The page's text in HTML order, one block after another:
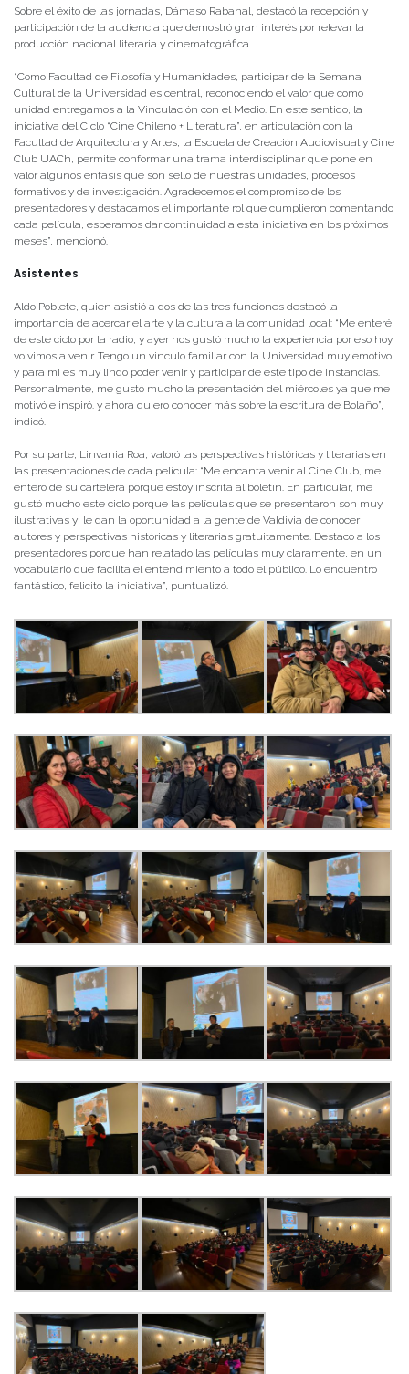
Sobre el éxito de las jornadas, Dámaso Rabanal, destacó la recepción y
participación de la audiencia que demostró gran interés por relevar la
producción nacional literaria y cinematográfica.
“Como Facultad de Filosofía y Humanidades, participar de la Semana
Cultural de la Universidad es central, reconociendo el valor que como
unidad entregamos a la Vinculación con el Medio. En este sentido, la
iniciativa del Ciclo “Cine Chileno + Literatura”, en articulación con la
Facultad de Arquitectura y Artes, la Escuela de Creación Audiovisual y Cine
Club UACh, permite conformar una trama interdisciplinar que pone en
valor algunos énfasis que son sello de nuestras unidades, procesos
formativos y de investigación. Agradecemos el compromiso de los
presentadores y destacamos el importante rol que cumplieron comentando
cada película, esperamos dar continuidad a esta iniciativa en los próximos
meses”, mencionó.
Asistentes
Aldo Poblete, quien asistió a dos de las tres funciones destacó la
importancia de acercar el arte y la cultura a la comunidad local: “Me enteré
de este ciclo por la radio, y ayer nos gustó mucho la experiencia por eso hoy
volvimos a venir. Tengo un vinculo familiar con la Universidad muy emotivo
y para mi es muy lindo poder venir y participar de este tipo de instancias.
Personalmente, me gustó mucho la presentación del miércoles ya que me
motivó e inspiró. y ahora quiero conocer más sobre la escritura de Bolaño”,
indicó.
Por su parte, Linvania Roa, valoró las perspectivas históricas y literarias en
las presentaciones de cada película: “Me encanta venir al Cine Club, me
entero de su cartelera porque estoy inscrita al boletín. En particular, me
gustó mucho este ciclo porque las películas que se presentaron son muy
ilustrativas y le dan la oportunidad a la gente de Valdivia de conocer
autores y perspectivas históricas y literarias gratuitamente. Destaco a los
presentadores porque han relatado las películas muy claramente, en un
vocabulario que facilita el entendimiento a todo el público. Lo encuentro
fantástico, felicito la iniciativa”, puntualizó.